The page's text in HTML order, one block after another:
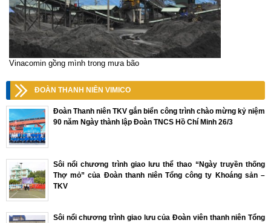
Vinacomin gồng mình trong mưa bão
ĐOÀN THANH NIÊN VIMICO
Đoàn Thanh niên TKV gắn biển công trình chào mừng kỷ niệm
90 năm Ngày thành lập Đoàn TNCS Hồ Chí Minh 26/3
Sôi nổi chương trình giao lưu thể thao “Ngày truyền thống
Thợ mỏ” của Đoàn thanh niên Tổng công ty Khoáng sản –
TKV
Sôi nổi chương trình giao lưu của Đoàn viên thanh niên Tổng